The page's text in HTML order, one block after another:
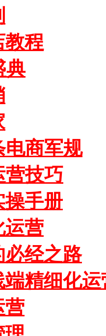
教程
典
电商军规
营技巧
操手册
运营
经之路
精细化运
营